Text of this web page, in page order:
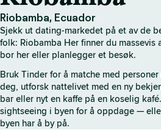
e
m
m
s
i
d
e
Riobamba, Ecuador
Sjekk ut dating-markedet på et av de
folk: Riobamba Her finner du massevis
bor her eller planlegger et besøk.
Bruk Tinder for å matche med
deg, utforsk nattelivet med en ny
bar eller nyt en kaffe på en koselig
sightseeing i byen for å oppdage —
byen har å by på.